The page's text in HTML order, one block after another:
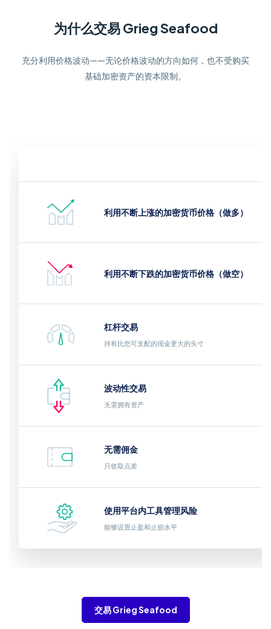
为什么交易 Grieg Seafood
充分利用价格波动——无论价格波动的方向如何，也不受购买
基础加密资产的资本限制。
利用不断上涨的加密货币价格（做多）
利用不断下跌的加密货币价格（做空）
杠杆交易
持有比您可支配的现金更大的头寸
波动性交易
无需拥有资产
无需佣金
只收取点差
使用平台内工具管理风险
能够设置止盈和止损水平
交易 Grieg Seafood